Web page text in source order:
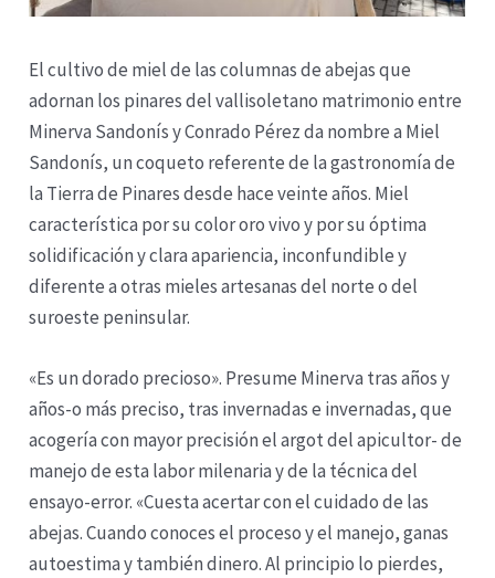
El cultivo de miel de las columnas de abejas que
adornan los pinares del vallisoletano matrimonio entre
Minerva Sandonís y Conrado Pérez da nombre a Miel
Sandonís, un coqueto referente de la gastronomía de
la Tierra de Pinares desde hace veinte años. Miel
característica por su color oro vivo y por su óptima
solidificación y clara apariencia, inconfundible y
diferente a otras mieles artesanas del norte o del
suroeste peninsular.
«Es un dorado precioso». Presume Minerva tras años y
años-o más preciso, tras invernadas e invernadas, que
acogería con mayor precisión el argot del apicultor- de
manejo de esta labor milenaria y de la técnica del
ensayo-error. «Cuesta acertar con el cuidado de las
abejas. Cuando conoces el proceso y el manejo, ganas
autoestima y también dinero. Al principio lo pierdes,